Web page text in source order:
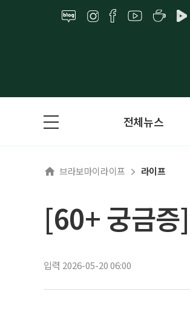
전체뉴스
브라보마이라이프 라이프
[60+ 궁금증
입력 2026-05-20 06:00